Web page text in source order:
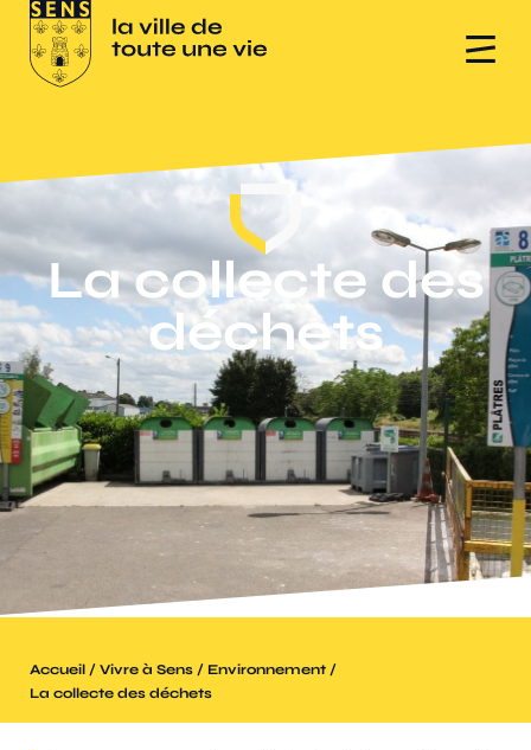
Accueil / Vivre à Sens / Environnement /
La collecte des déchets
La collecte des
déchets